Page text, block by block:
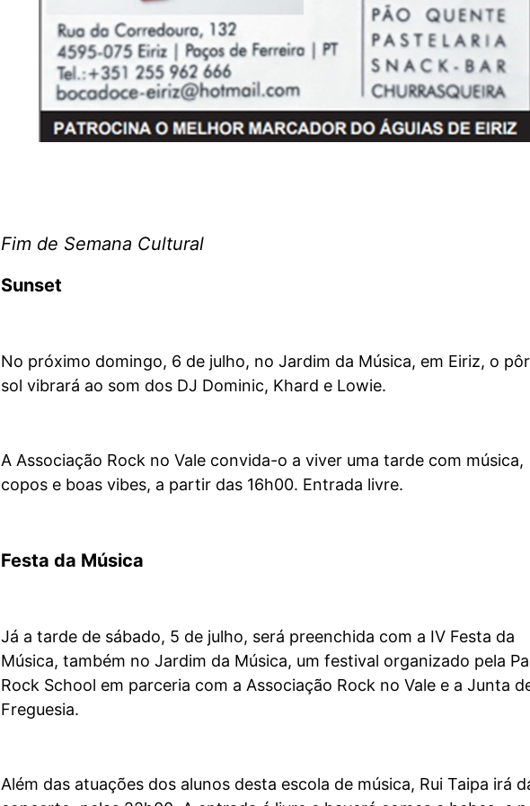
Fim de Semana Cultural
Sunset
No próximo domingo, 6 de julho, no Jardim da Música, em Eiriz, o
sol vibrará ao som dos DJ Dominic, Khard e Lowie.
A Associação Rock no Vale convida-o a viver uma tarde com música,
copos e boas vibes, a partir das 16h00. Entrada livre.
Festa da Música
Já a tarde de sábado, 5 de julho, será preenchida com a IV Festa da
Música, também no Jardim da Música, um festival organizado pela
Rock School em parceria com a Associação Rock no Vale e a Junta
Freguesia.
Além das atuações dos alunos desta escola de música, Rui Taipa irá